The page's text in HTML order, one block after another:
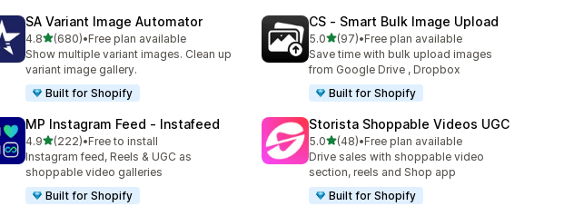
SA Variant Image Automator
4.85つ星中
(680)
合計レビュー数：680件
•Free plan available
Show multiple variant images. Clean up
variant image gallery.
Built for Shopify
CS ‑ Smart Bulk Image Upload
5.05つ星中
(97)
合計レビュー数：97件
•Free plan available
Save time with bulk upload images
from Google Drive , Dropbox
Built for Shopify
MP Instagram Feed ‑ Instafeed
4.95つ星中
(222)
合計レビュー数：222件
•Free to install
Instagram feed, Reels & UGC as
shoppable video galleries
Built for Shopify
Storista Shoppable Videos UGC
5.05つ星中
(48)
合計レビュー数：48件
•Free plan available
Drive sales with shoppable video
section, reels and Shop app
Built for Shopify